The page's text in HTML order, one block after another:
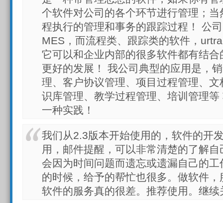
个软件对公司的各个环节进行管理；
程执行的管理和事务的跟踪过程！ 公
MES，而流程类、跟踪类的软件，
它可以和企业内部的很多软件都有结
更好的发展！ 我公司典型的应用是，
理、客户协议管理、项目过程管理、
识库管理、教学过程管理、培训管理
一种实践！
我们从2.3版本开始使用的，软件的开
用，邮件提醒，可以非常清楚的了解
会因为时间问题而遗忘或遗漏自己的
的时候，给予的帮忙也很多。做软件
软件的服务真的很差。推荐使用。继